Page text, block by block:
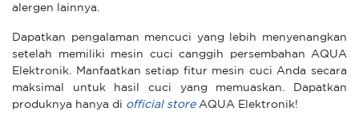
alergen lainnya.
Dapatkan pengalaman mencuci yang lebih menyenangkan
setelah memiliki mesin cuci canggih persembahan AQUA
Elektronik. Manfaatkan setiap fitur mesin cuci Anda secara
maksimal untuk hasil cuci yang memuaskan. Dapatkan
produknya hanya di official storeAQUA Elektronik!